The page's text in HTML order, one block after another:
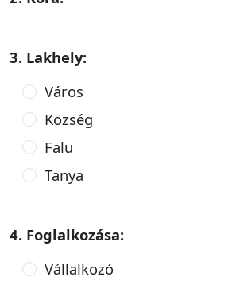
3. Lakhely:
Város
Község
Falu
Tanya
4. Foglalkozása:
Vállalkozó